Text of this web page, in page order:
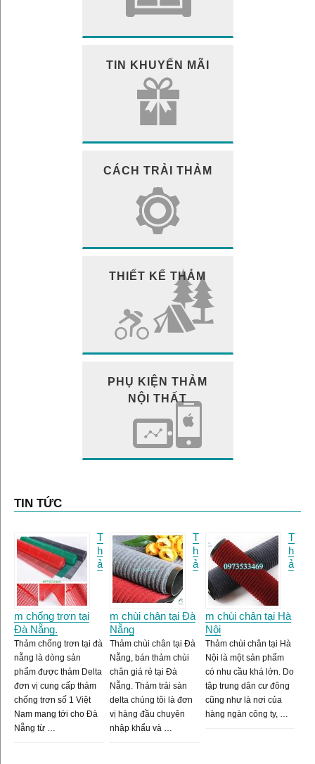
TIN KHUYẾN MÃI
CÁCH TRẢI THẢM
THIẾT KẾ THẢM
PHỤ KIỆN THẢM
NỘI THẤT
TIN TỨC
T
h
ả
m chống trơn tại
Đà Nẵng.
Thảm chống trơn tại đà
nẵng là dòng sản
phẩm được thảm Delta
đơn vị cung cấp thảm
chống trơn số 1 Việt
Nam mang tới cho Đà
Nẵng từ …
T
h
ả
m chùi chân tại Đà
Nẵng
Thảm chùi chân tại Đà
Nẵng, bán thảm chùi
chân giá rẻ tại Đà
Nẵng. Thảm trải sàn
delta chúng tôi là đơn
vị hàng đầu chuyên
nhập khẩu và …
T
h
ả
m chùi chân tại Hà
Nội
Thảm chùi chân tại Hà
Nội là một sản phẩm
có nhu cầu khá lớn. Do
tập trung dân cư đông
cũng như là nơi của
hàng ngàn công ty, …